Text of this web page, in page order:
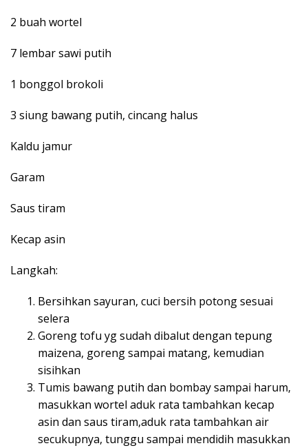
2 buah wortel
7 lembar sawi putih
1 bonggol brokoli
3 siung bawang putih, cincang halus
Kaldu jamur
Garam
Saus tiram
Kecap asin
Langkah:
Bersihkan sayuran, cuci bersih potong sesuai
selera
Goreng tofu yg sudah dibalut dengan tepung
maizena, goreng sampai matang, kemudian
sisihkan
Tumis bawang putih dan bombay sampai harum,
masukkan wortel aduk rata tambahkan kecap
asin dan saus tiram,aduk rata tambahkan air
secukupnya, tunggu sampai mendidih masukkan